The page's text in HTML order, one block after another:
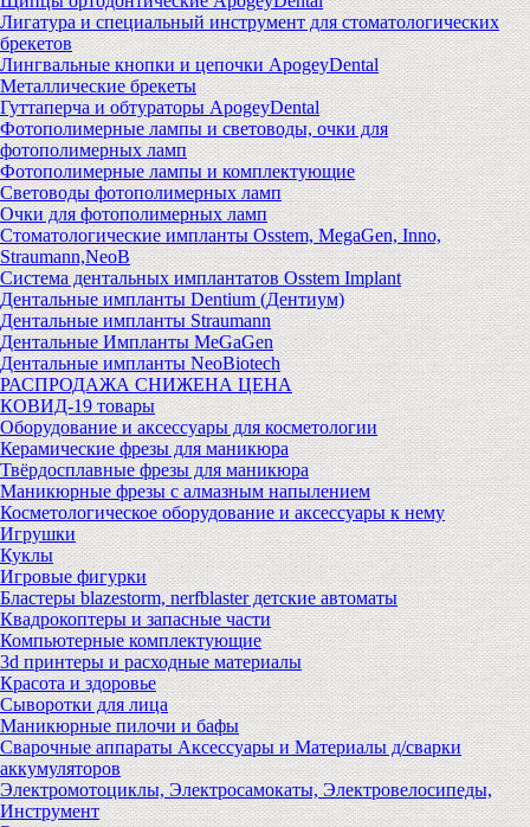
Лигатура и специальный инструмент для стоматологических
брекетов
Лингвальные кнопки и цепочки ApogeyDental
Металлические брекеты
Гуттаперча и обтураторы ApogeyDental
Фотополимерные лампы и световоды, очки для
фотополимерных ламп
Фотополимерные лампы и комплектующие
Световоды фотополимерных ламп
Очки для фотополимерных ламп
Стоматологические импланты Osstem, MegaGen, Inno,
Straumann,NeoB
Система дентальных имплантатов Osstem Implant
Дентальные импланты Dentium (Дентиум)
Дентальные импланты Straumann
Дентальные Импланты MeGaGen
Дентальные импланты NeoBiotech
РАСПРОДАЖА СНИЖЕНА ЦЕНА
КОВИД-19 товары
Оборудование и аксессуары для косметологии
Керамические фрезы для маникюра
Твёрдосплавные фрезы для маникюра
Маникюрные фрезы с алмазным напылением
Косметологическое оборудование и аксессуары к нему
Игрушки
Куклы
Игровые фигурки
Бластеры blazestorm, nerfblaster детские автоматы
Квадрокоптеры и запасные части
Компьютерные комплектующие
3d принтеры и расходные материалы
Красота и здоровье
Сыворотки для лица
Маникюрные пилочи и бафы
Сварочные аппараты Аксессуары и Материалы д/сварки
аккумуляторов
Электромотоциклы, Электросамокаты, Электровелосипеды,
Инструмент